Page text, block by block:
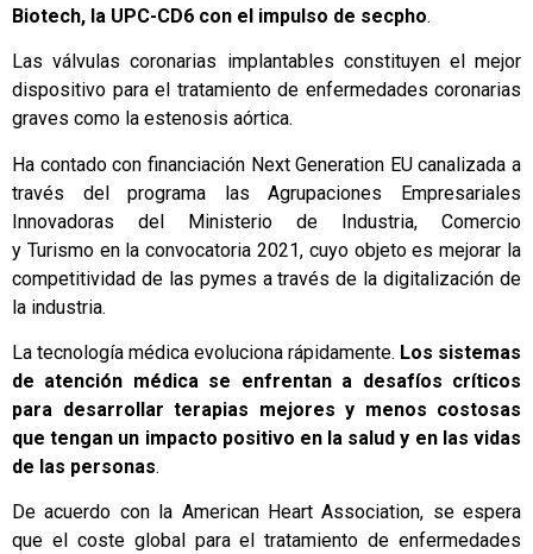
Biotech, la UPC-CD6 con el impulso de secpho.
Las válvulas coronarias implantables constituyen el mejor
dispositivo para el tratamiento de enfermedades coronarias
graves como la estenosis aórtica.
Ha contado con financiación Next Generation EU canalizada a
través del programa las Agrupaciones Empresariales
Innovadoras del Ministerio de Industria, Comercio
y Turismo en la convocatoria 2021, cuyo objeto es mejorar la
competitividad de las pymes a través de la digitalización de
la industria.
La tecnología médica evoluciona rápidamente. Los sistemas
de atención médica se enfrentan a desafíos críticos
para desarrollar terapias mejores y menos costosas
que tengan un impacto positivo en la salud y en las vidas
de las personas.
De acuerdo con la American Heart Association, se espera
que el coste global para el tratamiento de enfermedades